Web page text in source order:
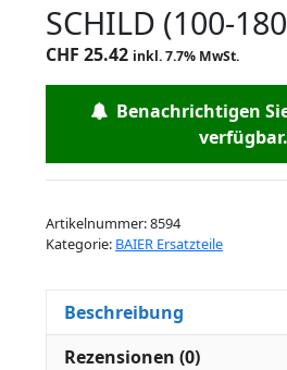
SCHILD (100-
CHF 25.42 inkl. 7.7% MwSt.
Benachrichtigen
verfügbar.
Artikelnummer:8594
Kategorie: BAIER Ersatzteile
Beschreibung
Rezensionen (0)